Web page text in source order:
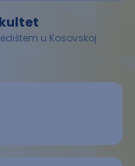
u Kosovskoj